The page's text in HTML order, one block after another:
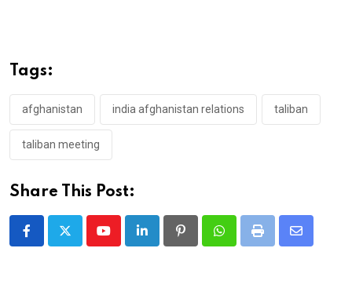
Tags:
afghanistan india afghanistan relations taliban
taliban meeting
Share This Post:
YoutubeLinkedIn PinterestWhatsappPrint
Share